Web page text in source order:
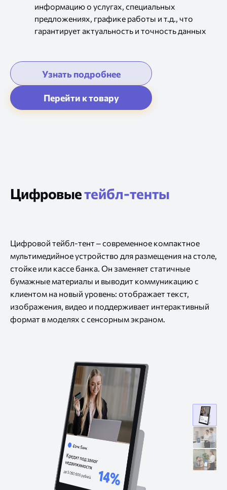
информациюо услугах, специальных
предложениях, графике работы и т.д., что
гарантирует актуальность и точность данных
Цифровыетейбл-тенты
Цифровой тейбл-тент – современное компактное
мультимедийное устройство для размещения на столе,
стойке или кассе банка. Он заменяет статичные
бумажные материалы и выводит коммуникацию с
клиентом на новый уровень: отображает текст,
изображения, видео и поддерживает интерактивный
формат в моделях с сенсорным экраном.
дисплей
в
экран
для